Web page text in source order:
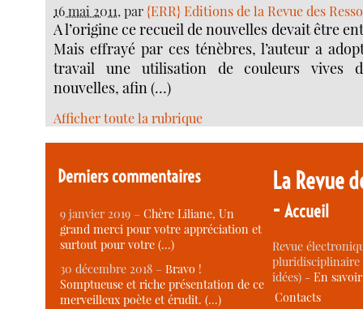
16 mai 2011, par{ERR} Editions de la Revue des
A l’origine ce recueil de nouvelles devait être
Mais effrayé par ces ténèbres, l’auteur a
travail une utilisation de couleurs vives
nouvelles, afin (…)
Afficher toute la rubrique
Derniers commentaires
9 janvier 2019 –Chère Liliane, Un
grand merci pour votre appréciation et
surtout pour votre (…)
30 décembre 2018 –Bravo !
Somptueuse et riche présentation de ce
merveilleux poète et érudit. (…)
La Revue
-Accueil
Revue
idées) -En
Contacts